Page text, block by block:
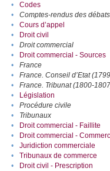
•
Codes
•
Comptes-rendus des débats
•
Cours d’appel
•
Droit civil
•
Droit commercial
•
Droit commercial - Sources
•
France
•
France. Conseil d’Etat
•
France. Tribunat (1800-
•
Législation
•
Procédure civile
•
Tribunaux
•
Droit commercial - Faillite
•
Droit commercial -
•
Juridiction commerciale
•
Tribunaux de commerce
•
Droit civil - Prescription